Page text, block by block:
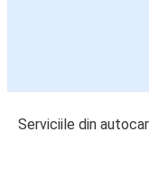
Serviciile din